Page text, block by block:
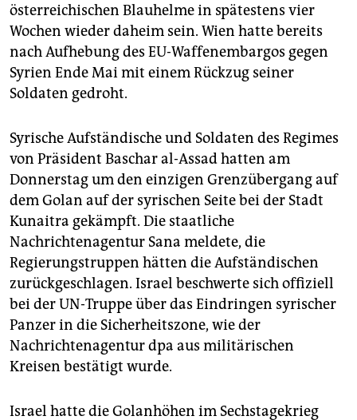
österreichischen Blauhelme in spätestens vier
Wochen wieder daheim sein. Wien hatte bereits
nach Aufhebung des EU-Waffenembargos gegen
Syrien Ende Mai mit einem Rückzug seiner
Soldaten gedroht.
Syrische Aufständische und Soldaten des Regimes
von Präsident Baschar al-Assad hatten am
Donnerstag um den einzigen Grenzübergang auf
dem Golan auf der syrischen Seite bei der Stadt
Kunaitra gekämpft. Die staatliche
Nachrichtenagentur Sana meldete, die
Regierungstruppen hätten die Aufständischen
zurückgeschlagen. Israel beschwerte sich offiziell
bei der UN-Truppe über das Eindringen syrischer
Panzer in die Sicherheitszone, wie der
Nachrichtenagentur dpa aus militärischen
Kreisen bestätigt wurde.
Israel hatte die Golanhöhen im Sechstagekrieg